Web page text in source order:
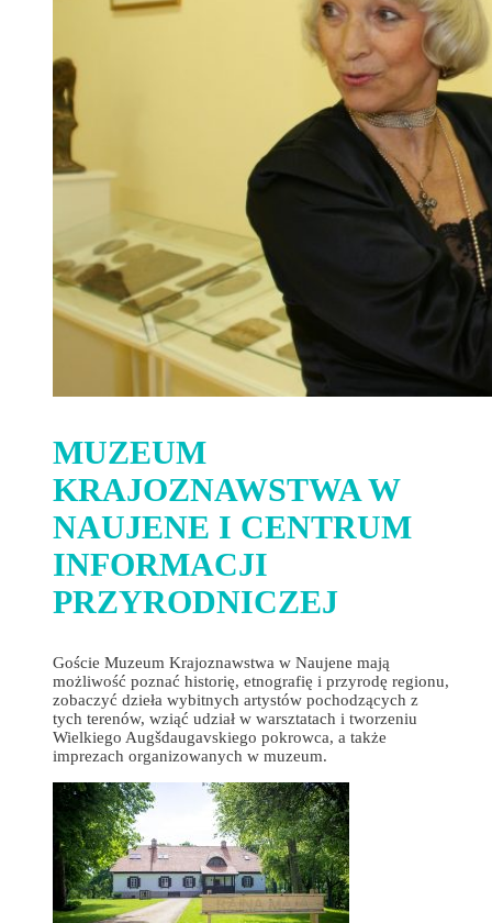
MUZEUM
KRAJOZNAWSTWA W
NAUJENE I CENTRUM
INFORMACJI
PRZYRODNICZEJ
Goście Muzeum Krajoznawstwa w Naujene mają
możliwość poznać historię, etnografię i przyrodę regionu,
zobaczyć dzieła wybitnych artystów pochodzących z
tych terenów, wziąć udział w warsztatach i tworzeniu
Wielkiego Augšdaugavskiego pokrowca, a także
imprezach organizowanych w muzeum.